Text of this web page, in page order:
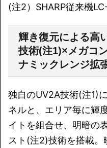
(注2）SHARP従来機
輝き復元による高
技術(注1)×メガコ
ナミックレンジ拡
独自のUV2A技術(注1)
ネルと、エリア毎に輝
イトを組合せ、明暗の
スト(注2)技術を搭載